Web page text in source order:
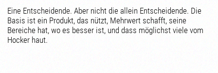
Eine Entscheidende. Aber nicht die allein Entscheidende. Die
Basis ist ein Produkt, das nützt, Mehrwert schafft, seine
Bereiche hat, wo es besser ist, und dass möglichst viele vom
Hocker haut.